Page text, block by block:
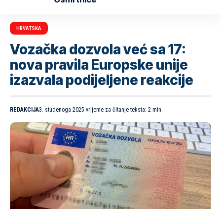
HRVATSKA
Vozačka dozvola već sa 17:
nova pravila Europske unije
izazvala podijeljene reakcije
REDAKCIJA3. studenoga 2025.vrijeme za čitanje teksta: 2 min.